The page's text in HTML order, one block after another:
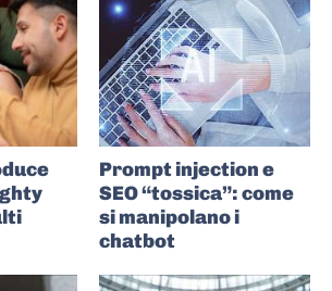
Prompt injection e
SEO “tossica”: come
si manipolano i
chatbot